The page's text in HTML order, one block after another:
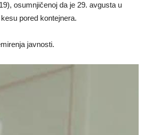
osumnjičenoj da je 29. avgusta u
pored kontejnera.
javnosti.